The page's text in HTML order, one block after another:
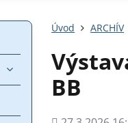
Úvod ARCHÍV
BB